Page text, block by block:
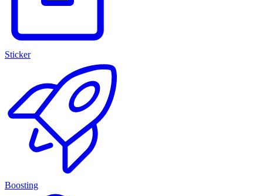
Sticker
Boosting